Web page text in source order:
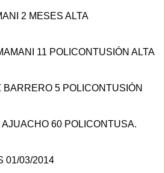
2 MESES ALTA
11 POLICONTUSIÓN ALTA
5 POLICONTUSIÓN
60 POLICONTUSA.
01/03/2014